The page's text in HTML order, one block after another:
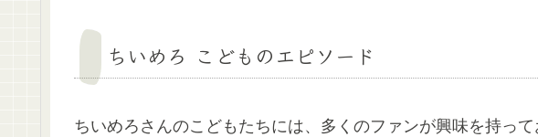
ちいめろ こどものエピソード
ちいめろさんのこどもたちには、多くのファンが興味を持っ